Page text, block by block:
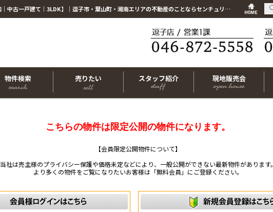
こちらは会員物件です【im-316283｜三浦郡葉山町下山口｜中古一戸建て｜3LDK】｜逗子市・葉山町・湘南エリアの不動産のことならセンチュリー21リビングライフにお任せください！
物件検索 売りたい スタッフ紹介 現地販売会
こちらの物件は限定公開の物件になります。
【会員限定公開物件について】
当社は売主様のプライバシー保護や価格未定などにより、一般公開ができない最新物件があります。
より多くの物件をご覧になりたいお客様は「無料会員」にご登録ください。